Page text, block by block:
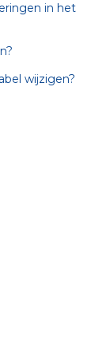
in het
wijzigen?